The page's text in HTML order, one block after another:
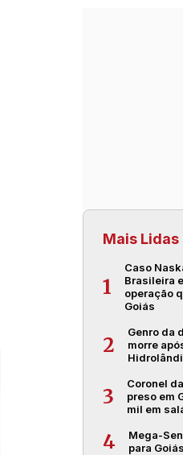
Mais Lidas
1
Caso
Brasileira
operação
Goiás
2
Genro da
morre
3
Coronel
preso em
mil em
4
Mega-
para Goiás